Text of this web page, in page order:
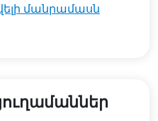
մանրամասն